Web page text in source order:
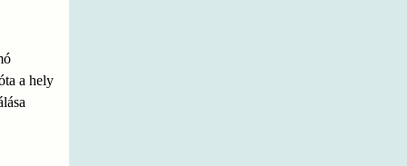
a hely